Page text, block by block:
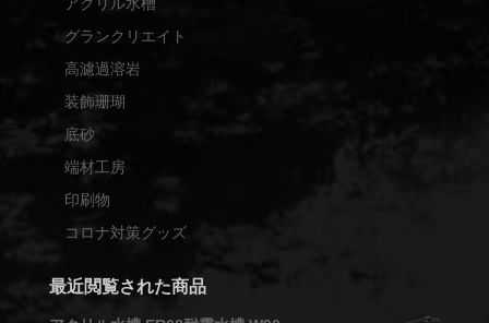
グランクリエイト
高濾過溶岩
装飾珊瑚
底砂
端材工房
印刷物
コロナ対策グッズ
最近閲覧された商品